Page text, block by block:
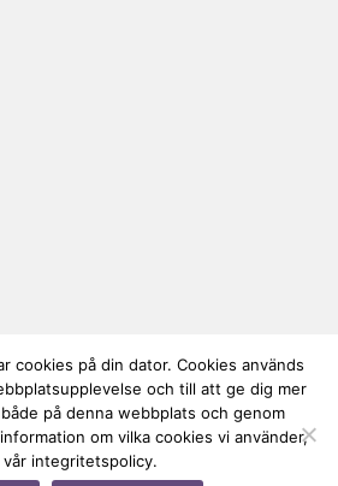
cookies på din dator. Cookies används
och till att ge dig mer
på denna webbplats och genom
om vilka cookies vi använder,
vår integritetspolicy.